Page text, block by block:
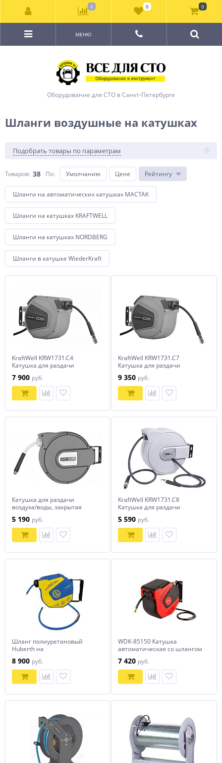
Оборудование для СТО в Санкт-Петербурге
МЕНЮ
Шланги воздушные на катушках
Подобрать товары по параметрам
Товаров: 38 По: Умолчанию Цене Рейтингу
Шланги на автоматических катушках МАСТАК
Шланги на катушках KRAFTWELL
Шланги на катушках NORDBERG
Шланги в катушке WiederKraft
KraftWell KRW1731.C4
Катушка для раздачи
пластиковая
7 900 руб.
KraftWell KRW1731.C7
Катушка для раздачи
пластиковая
9 350 руб.
Катушка для раздачи
воздуха/воды, закрытая
5 190 руб.
KraftWell KRW1731.C8
Катушка для раздачи
пластиковая
5 590 руб.
Шланг полиуретановый
Huberth на
катушке 8х12 мм (20 м)
8 900 руб.
WDK-85150 Катушка
автоматическая со шлангом
7 420 руб.
0 0 0